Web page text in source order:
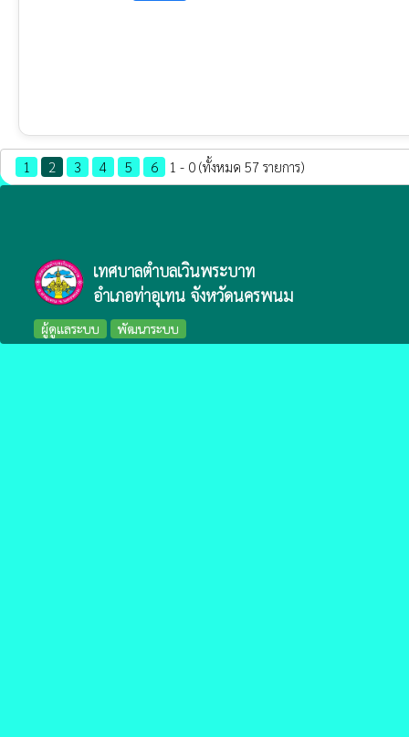
1 2 3 4 5 6 1 - 0 (ทั้งหมด 57 รายการ)
เทศบาลตำบลเวินพระบาท
อำเภอท่าอุเทน จังหวัดนครพนม
ผู้ดูแลระบบ พัฒนาระบบ